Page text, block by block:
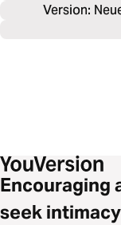
Version:
Encouraging
seek